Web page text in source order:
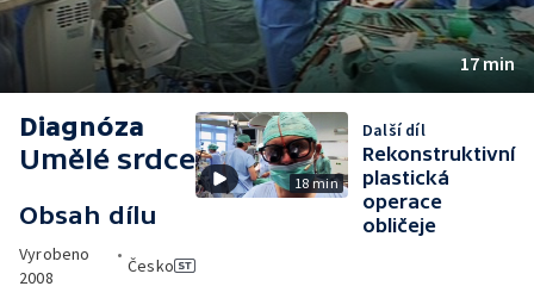
17 min
Diagnóza
Umělé srdce
Obsah dílu
Vyrobeno
2008
•
Česko
18 min
Další díl
Rekonstruktivní
plastická
operace
obličeje